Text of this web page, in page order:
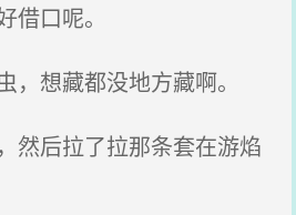
口呢。
想藏都没地方藏啊。
然后拉了拉那条套在游焰